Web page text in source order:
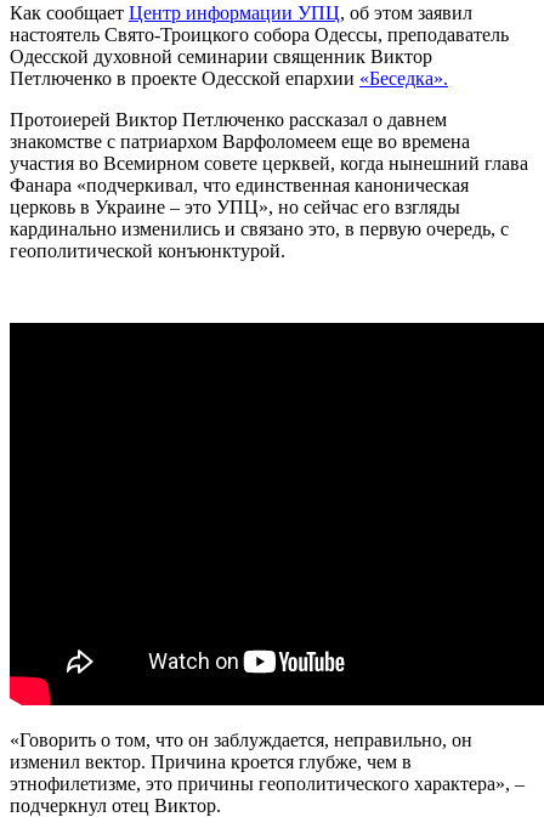
Как сообщает Центр информации УПЦ, об этом заявил
настоятель Свято-Троицкого собора Одессы, преподаватель
Одесской духовной семинарии священник Виктор
Петлюченко в проекте Одесской епархии «Беседка».
Протоиерей Виктор Петлюченко рассказал о давнем
знакомстве с патриархом Варфоломеем еще во времена
участия во Всемирном совете церквей, когда нынешний глава
Фанара «подчеркивал, что единственная каноническая
церковь в Украине – это УПЦ», но сейчас его взгляды
кардинально изменились и связано это, в первую очередь, с
геополитической конъюнктурой.
«Говорить о том, что он заблуждается, неправильно, он
изменил вектор. Причина кроется глубже, чем в
этнофилетизме, это причины геополитического характера», –
подчеркнул отец Виктор.